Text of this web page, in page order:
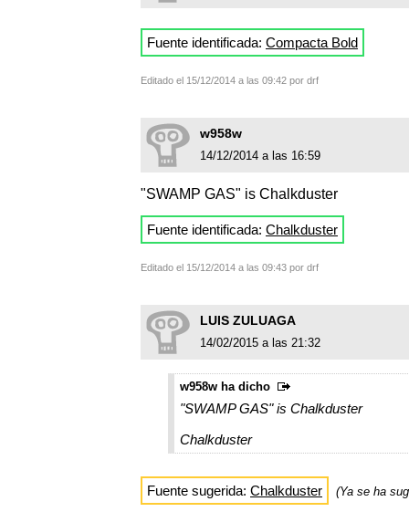
Fuente identificada: Compacta Bold
Editado el 15/12/2014 a las 09:42 por drf
w958w
14/12/2014 a las 16:59
"SWAMP GAS" is Chalkduster
Fuente identificada: Chalkduster
Editado el 15/12/2014 a las 09:43 por drf
LUIS ZULUAGA
14/02/2015 a las 21:32
w958w ha dicho
"SWAMP GAS" is Chalkduster
Chalkduster
Fuente sugerida: Chalkduster (Ya se ha